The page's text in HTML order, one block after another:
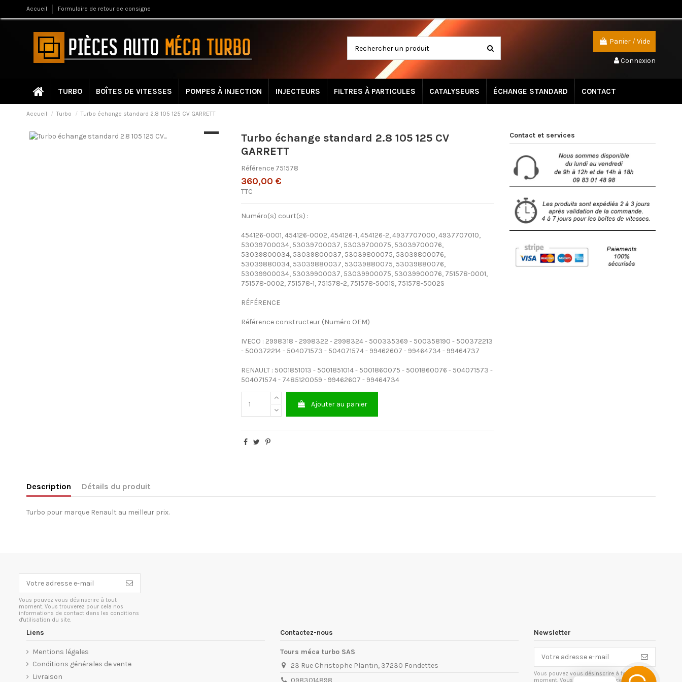
Accueil Formulaire de retour de consigne
Panier /Vide
Connexion
TURBO BOÎTES DE VITESSES POMPES À INJECTION INJECTEURS FILTRES À PARTICULES CATALYSEURS ÉCHANGE STANDARD CONTACT
Accueil Turbo Turbo échange standard 2.8 105 125 CV GARRETT
Turbo échange standard 2.8 105 125 CV
GARRETT
Référence 751578
360,00 €
TTC
Numéro(s) court(s) :
454126-0001, 454126-0002, 454126-1, 454126-2, 4937707000, 4937707010,
53039700034, 53039700037, 53039700075, 53039700076,
53039800034, 53039800037, 53039800075, 53039800076,
53039880034, 53039880037, 53039880075, 53039880076,
53039900034, 53039900037, 53039900075, 53039900076, 751578-0001,
751578-0002, 751578-1, 751578-2, 751578-5001S, 751578-5002S
RÉFÉRENCE
Référence constructeur (Numéro OEM)
IVECO : 2998318 - 2998322 - 2998324 - 500335369 - 500358190 - 500372213
- 500372214 - 504071573 - 504071574 - 99462607 - 99464734 - 99464737
RENAULT : 5001851013 - 5001851014 - 5001860075 - 5001860076 - 504071573 -
504071574 - 7485120059 - 99462607 - 99464734
Ajouter au panier
Contact et services
Description Détails du produit
Turbo pour marque Renault au meilleur prix.
Vous pouvez vous désinscrire à tout
moment. Vous trouverez pour cela nos
informations de contact dans les conditions
d'utilisation du site.
Liens
Mentions légales
Conditions générales de vente
Livraison
Contactez-nous
Tours méca turbo SAS
23 Rue Christophe Plantin, 37230 Fondettes
Newsletter
Vous pouvez vous désinscrire à tout
moment. Vous trouverez pour cela nos